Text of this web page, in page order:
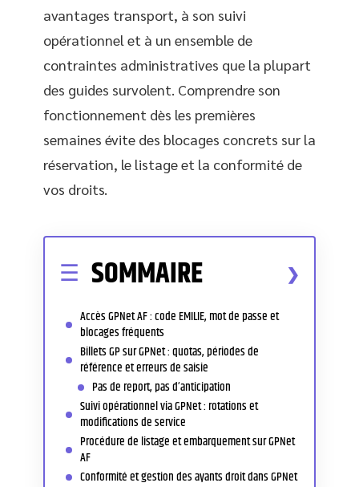
avantages transport, à son suivi
opérationnel et à un ensemble de
contraintes administratives que la plupart
des guides survolent. Comprendre son
fonctionnement dès les premières
semaines évite des blocages concrets sur la
réservation, le listage et la conformité de
vos droits.
SOMMAIRE
Accès GPNet AF : code EMILIE, mot de passe et
blocages fréquents
Billets GP sur GPNet : quotas, périodes de
référence et erreurs de saisie
Pas de report, pas d’anticipation
Suivi opérationnel via GPNet : rotations et
modifications de service
Procédure de listage et embarquement sur GPNet
AF
Conformité et gestion des ayants droit dans GPNet